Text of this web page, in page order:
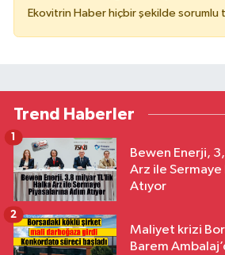
Ekovitrin Haber hiçbir şekilde sorumlu
Trend Haberler
Bewen Enerji,
Arz ile Sermaye
Atıyor
1
Maliyet krizi
Barem
2